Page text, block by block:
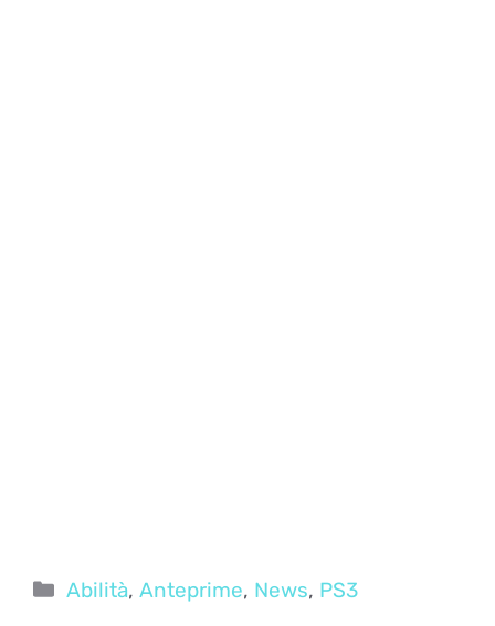
Categorie
Abilità,Anteprime, News, PS3